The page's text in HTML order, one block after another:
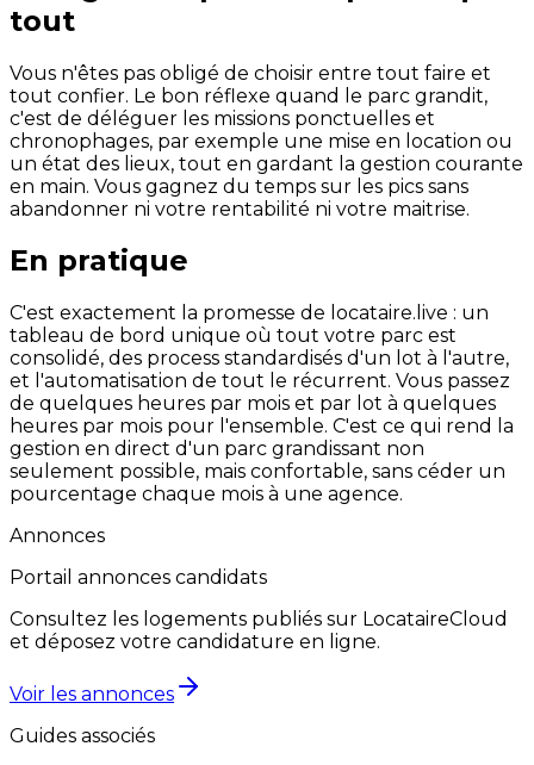
tout
Vous n'êtes pas obligé de choisir entre tout faire et
tout confier. Le bon réflexe quand le parc grandit,
c'est de déléguer les missions ponctuelles et
chronophages, par exemple une mise en location ou
un état des lieux, tout en gardant la gestion courante
en main. Vous gagnez du temps sur les pics sans
abandonner ni votre rentabilité ni votre maitrise.
En pratique
C'est exactement la promesse de locataire.live : un
tableau de bord unique où tout votre parc est
consolidé, des process standardisés d'un lot à l'autre,
et l'automatisation de tout le récurrent. Vous passez
de quelques heures par mois et par lot à quelques
heures par mois pour l'ensemble. C'est ce qui rend la
gestion en direct d'un parc grandissant non
seulement possible, mais confortable, sans céder un
pourcentage chaque mois à une agence.
Annonces
Portail annonces candidats
Consultez les logements publiés sur LocataireCloud
et déposez votre candidature en ligne.
Voir les annonces
Guides associés